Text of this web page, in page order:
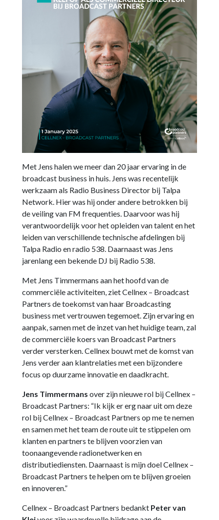
Met Jens halen we meer dan 20 jaar ervaring in de
broadcast business in huis. Jens was recentelijk
werkzaam als Radio Business Director bij Talpa
Network. Hier was hij onder andere betrokken bij
de veiling van FM frequenties. Daarvoor was hij
verantwoordelijk voor het opleiden van talent en het
leiden van verschillende technische afdelingen bij
Talpa Radio en radio 538. Daarnaast was Jens
jarenlang een bekende DJ bij Radio 538.
Met Jens Timmermans aan het hoofd van de
commerciële activiteiten, ziet Cellnex – Broadcast
Partners de toekomst van haar Broadcasting
business met vertrouwen tegemoet. Zijn ervaring en
aanpak, samen met de inzet van het huidige team, zal
de commerciële koers van Broadcast Partners
verder versterken. Cellnex bouwt met de komst van
Jens verder aan klantrelaties met een bijzondere
focus op duurzame innovatie en daadkracht.
Jens Timmermans over zijn nieuwe rol bij Cellnex –
Broadcast Partners: “Ik kijk er erg naar uit om deze
rol bij Cellnex – Broadcast Partners op me te nemen
en samen met het team de route uit te stippelen om
klanten en partners te blijven voorzien van
toonaangevende radionetwerken en
distributiediensten. Daarnaast is mijn doel Cellnex –
Broadcast Partners te helpen om te blijven groeien
en innoveren.”
Cellnex – Broadcast Partners bedankt Peter van